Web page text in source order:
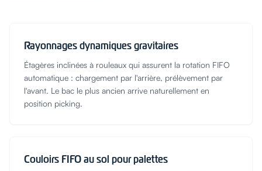
Rayonnages dynamiques gravitaires
Étagères inclinées à rouleaux qui assurent la rotation FIFO
automatique : chargement par l'arrière, prélèvement par
l'avant. Le bac le plus ancien arrive naturellement en
position picking.
Couloirs FIFO au sol pour palettes